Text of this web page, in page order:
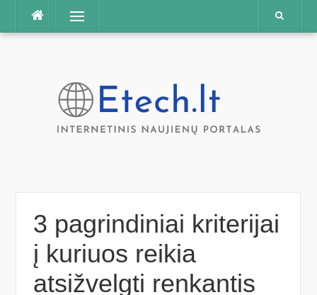
Praleisti
Meniu
3 pagrindiniai kriterijai
į kuriuos reikia
atsižvelgti renkantis